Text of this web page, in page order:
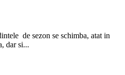
de sezon se schimba, atat in
dar si...